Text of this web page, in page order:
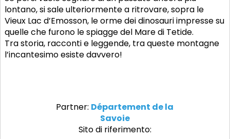
lontano, si sale ulteriormente a ritrovare, sopra le
Vieux Lac d’Emosson, le orme dei dinosauri impresse su
quelle che furono le spiagge del Mare di Tetide.
Tra storia, racconti e leggende, tra queste montagne
l’incantesimo esiste davvero!
Partner: Département de la
Savoie
Sito di riferimento: